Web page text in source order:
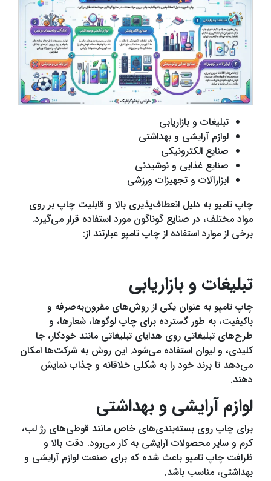
تبلیغات و بازاریابی
لوازم آرایشی و بهداشتی
صنایع الکترونیکی
صنایع غذایی و نوشیدنی
ابزارآلات و تجهیزات ورزشی
چاپ تامپو به دلیل انعطاف‌پذیری بالا و قابلیت چاپ بر روی
مواد مختلف، در صنایع گوناگون مورد استفاده قرار می‌گیرد.
برخی از موارد استفاده از چاپ تامپو عبارتند از:
تبلیغات و بازاریابی
چاپ تامپو به عنوان یکی از روش‌های مقرون‌به‌صرفه و
باکیفیت، به طور گسترده برای چاپ لوگوها، شعارها، و
طرح‌های تبلیغاتی روی هدایای تبلیغاتی مانند خودکار، جا
کلیدی، و لیوان استفاده می‌شود. این روش به شرکت‌ها امکان
می‌دهد تا برند خود را به شکلی خلاقانه و جذاب نمایش
دهند.
لوازم آرایشی و بهداشتی
برای چاپ روی بسته‌بندی‌های خاص مانند قوطی‌های رژ لب،
کرم و سایر محصولات آرایشی به کار می‌رود. دقت بالا و
ظرافت چاپ تامپو باعث شده که برای صنعت لوازم آرایشی و
بهداشتی، مناسب باشد.